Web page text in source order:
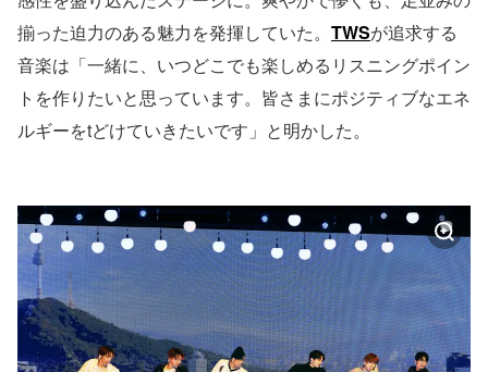
揃った迫力のある魅力を発揮していた。 TWSが追求する
音楽は「一緒に、いつどこでも楽しめるリスニングポイン
トを作りたいと思っています。皆さまにポジティブなエネ
ルギーをtどけていきたいです」と明かした。